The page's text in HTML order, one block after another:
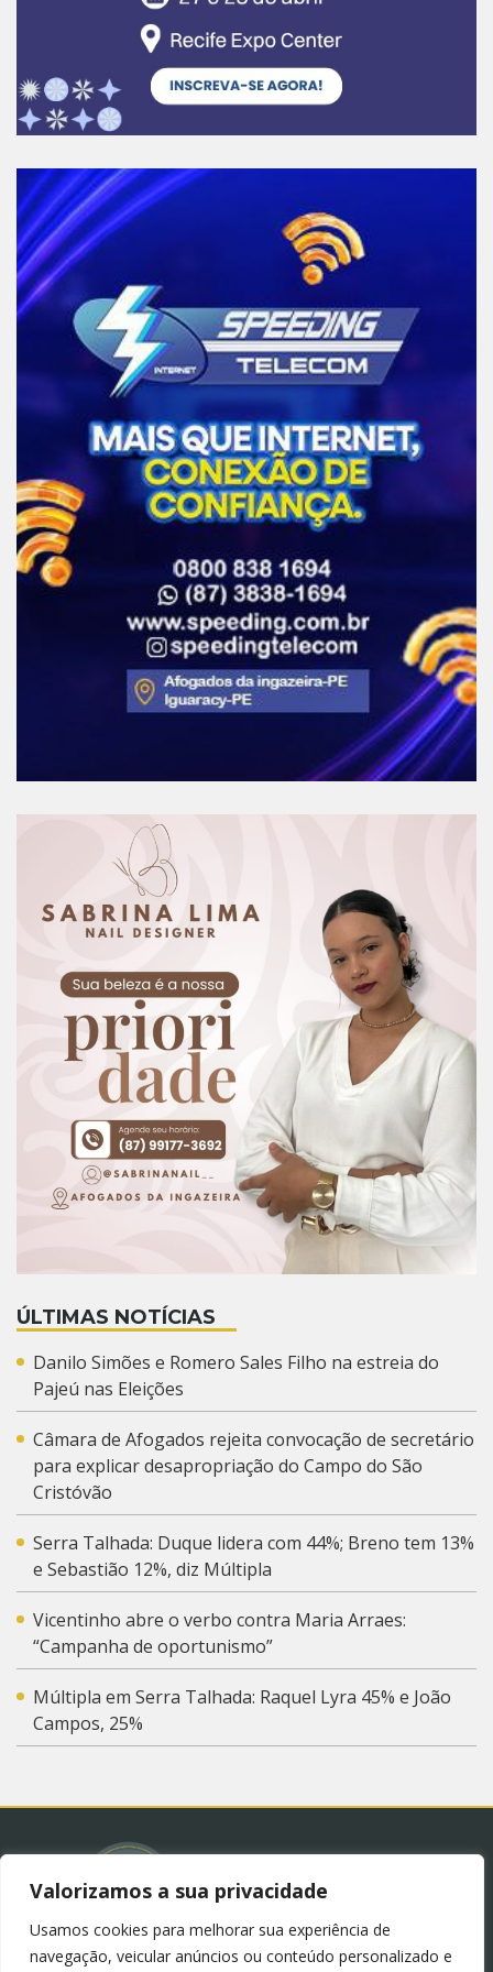
Valorizamos a sua privacidade
Usamos cookies para melhorar sua experiência de
navegação, veicular anúncios ou conteúdo personalizado e
ÚLTIMAS NOTÍCIAS
Danilo Simões e Romero Sales Filho na estreia do
Pajeú nas Eleições
Câmara de Afogados rejeita convocação de secretário
para explicar desapropriação do Campo do São
Cristóvão
Serra Talhada: Duque lidera com 44%; Breno tem 13%
e Sebastião 12%, diz Múltipla
Vicentinho abre o verbo contra Maria Arraes:
“Campanha de oportunismo”
Múltipla em Serra Talhada: Raquel Lyra 45% e João
Campos, 25%
© 2023 – Blog Juliana Lima.Política de Privacidade